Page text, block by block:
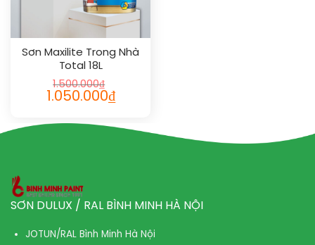
Sơn Maxilite Trong Nhà
Total 18L
1.500.000₫
1.050.000₫
SƠN DULUX / RAL BÌNH MINH HÀ NỘI
JOTUN/RAL Bình Minh Hà Nội